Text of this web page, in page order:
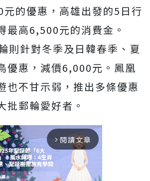
的優惠，高雄出發的5日行
最高6,500元的消費金。
則針對冬季及日韓春季、夏
優惠，減價6,000元。鳳凰
也不甘示弱，推出多條優惠
批郵輪愛好者。
arrow_forward_ios 閱讀文章